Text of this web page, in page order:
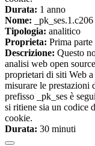
Durata: 1 anno
Nome: _pk_ses.1.c206
Tipologia: analitico
Proprieta: Prima parte
Descrizione: Questo
analisi web open
proprietari di siti Web
misurare le
prefisso _pk_ses è
si ritiene sia un codice
cookie.
Durata: 30 minuti